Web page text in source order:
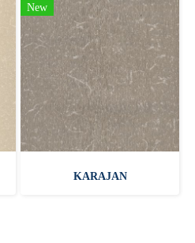
New
KARAJAN